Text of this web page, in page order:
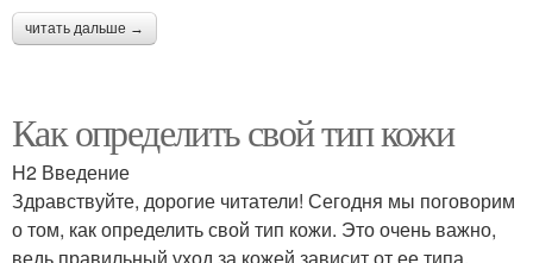
читать дальше →
Как определить свой тип кожи
H2 Введение
Здравствуйте, дорогие читатели! Сегодня мы поговорим
о том, как определить свой тип кожи. Это очень важно,